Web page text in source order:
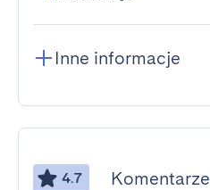
Inne informacje
4.7 Komentarze